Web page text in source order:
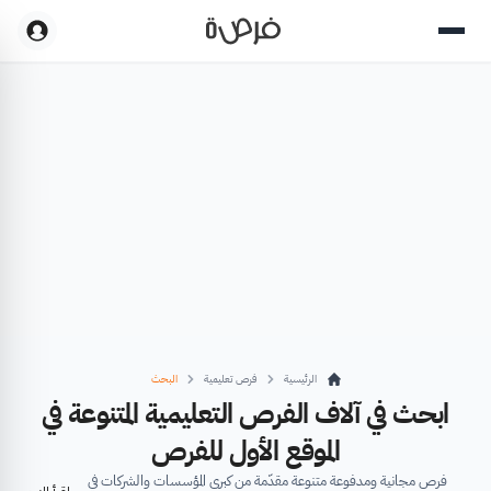
الرئيسية فرص تعليمية البحث
ابحث في آلاف الفرص التعليمية المتنوعة في
الموقع الأول للفرص
فرص مجانية ومدفوعة متنوعة مقدّمة من كبرى المؤسسات والشركات في